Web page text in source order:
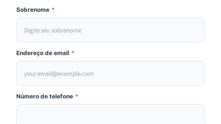
Sobrenome *
Endereço de email *
Número de telefone *